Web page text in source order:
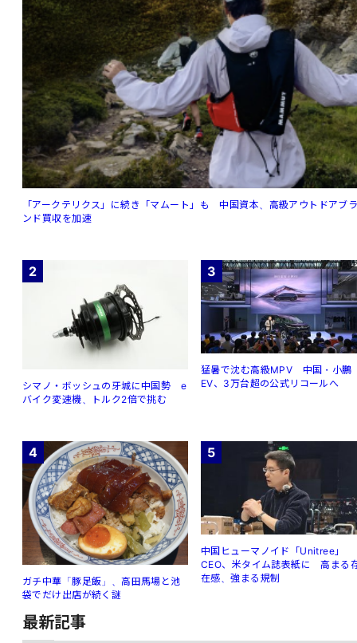
「アークテリクス」に続き「マムート」も 中国資本、高級アウトドアブ
ンド買収を加速
2
シマノ・ボッシュの牙城に中国勢 e
バイク変速機、トルク2倍で挑む
3
猛暑で沈む高級MPV 中国・小鵬
EV、3万台超の公式リコールへ
4
ガチ中華「豚足飯」、高田馬場と池
袋でだけ出店が続く謎
5
中国ヒューマノイド「Unitree」
CEO、米タイム誌表紙に 高まる
在感、強まる規制
最新記事